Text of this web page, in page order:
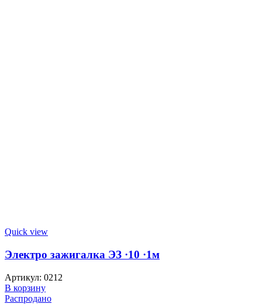
Quick view
Электро зажигалка ЭЗ ·10 ·1м
Артикул: 0212
В корзину
Распродано